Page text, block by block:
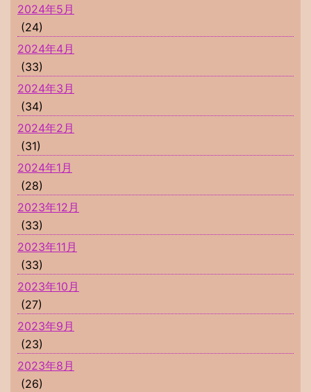
2024年5月
(24)
2024年4月
(33)
2024年3月
(34)
2024年2月
(31)
2024年1月
(28)
2023年12月
(33)
2023年11月
(33)
2023年10月
(27)
2023年9月
(23)
2023年8月
(26)